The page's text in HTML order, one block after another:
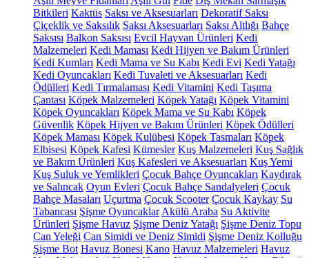
Bitkileri Kaktüs Saksı ve Aksesuarları Dekoratif Saksı
Çiçeklik ve Saksılık Saksı Aksesuarları Saksı Altlığı Bahçe
Saksısı Balkon Saksısı Evcil Hayvan Ürünleri Kedi
Malzemeleri Kedi Maması Kedi Hijyen ve Bakım Ürünleri
Kedi Kumları Kedi Mama ve Su Kabı Kedi Evi Kedi Yatağı
Kedi Oyuncakları Kedi Tuvaleti ve Aksesuarları Kedi
Ödülleri Kedi Tırmalaması Kedi Vitamini Kedi Taşıma
Çantası Köpek Malzemeleri Köpek Yatağı Köpek Vitamini
Köpek Oyuncakları Köpek Mama ve Su Kabı Köpek
Güvenlik Köpek Hijyen ve Bakım Ürünleri Köpek Ödülleri
Köpek Maması Köpek Kulübesi Köpek Tasmaları Köpek
Elbisesi Köpek Kafesi Kümesler Kuş Malzemeleri Kuş Sağlık
ve Bakım Ürünleri Kuş Kafesleri ve Aksesuarları Kuş Yemi
Kuş Suluk ve Yemlikleri Çocuk Bahçe Oyuncakları Kaydırak
ve Salıncak Oyun Evleri Çocuk Bahçe Sandalyeleri Çocuk
Bahçe Masaları Uçurtma Çocuk Scooter Çocuk Kaykay Su
Tabancası Şişme Oyuncaklar Akülü Araba Su Aktivite
Ürünleri Şişme Havuz Şişme Deniz Yatağı Şişme Deniz Topu
Can Yeleği Can Simidi ve Deniz Simidi Şişme Deniz Kolluğu
Şişme Bot Havuz Bonesi Kano Havuz Malzemeleri Havuz